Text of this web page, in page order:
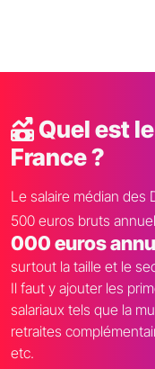
Quel est
France ?
Le salaire médian des
500 euros bruts
000 euros
surtout la taille et le
Il faut y ajouter les
salariaux tels que la
retraites
etc.